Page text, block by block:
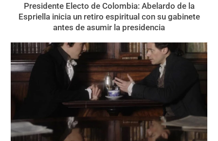
Presidente Electo de Colombia: Abelardo de la
Espriella inicia un retiro espiritual con su gabinete
antes de asumir la presidencia